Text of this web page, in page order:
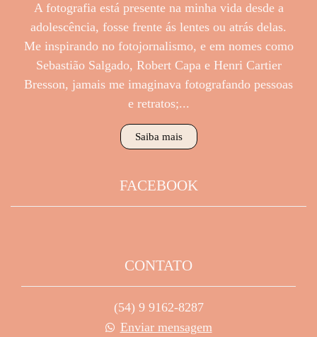
A fotografia está presente na minha vida desde a
adolescência, fosse frente ás lentes ou atrás delas.
Me inspirando no fotojornalismo, e em nomes como
Sebastião Salgado, Robert Capa e Henri Cartier
Bresson, jamais me imaginava fotografando pessoas
e retratos;...
Saiba mais
FACEBOOK
CONTATO
(54) 9 9162-8287
Enviar mensagem